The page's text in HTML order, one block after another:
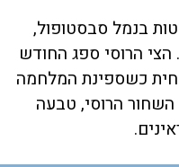
בנמל סבסטופול,
הצי הרוסי ספג החודש
כשספינת המלחמה
הרוסי, טבעה